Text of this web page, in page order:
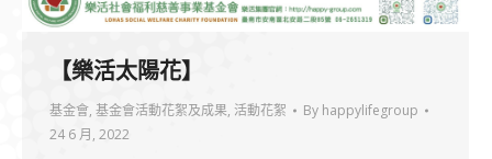
【樂活太陽花】
基金會, 基金會活動花絮及成果, 活動花絮 By happylifegroup
24 6 月, 2022